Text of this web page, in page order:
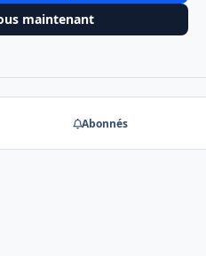
maintenant
Abonnés